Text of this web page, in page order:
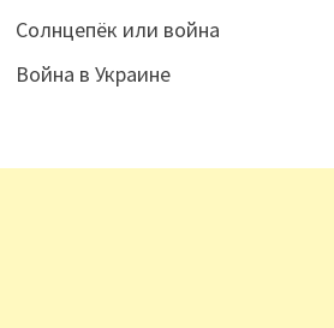
Солнцепёк или война
Война в Украине